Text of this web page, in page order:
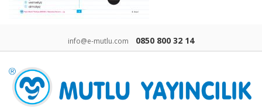
info@e-mutlu.com 0850 800 32 14